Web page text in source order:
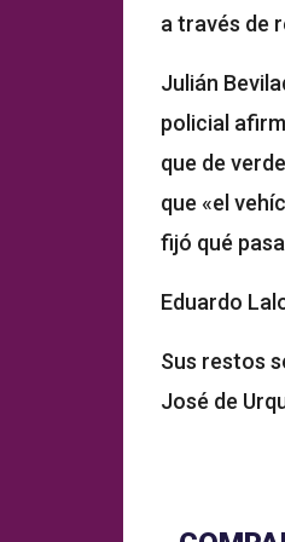
a través de
Julián
policial
que de
que «el
fijó qué
Eduardo
Sus restos
José de